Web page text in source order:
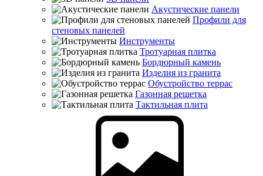
Акустические панели
Профили для
стеновых панелей
Инструменты
Тротуарная плитка
Бордюрный камень
Изделия из гранита
Обустройство террас
Газонная решетка
Тактильная плита